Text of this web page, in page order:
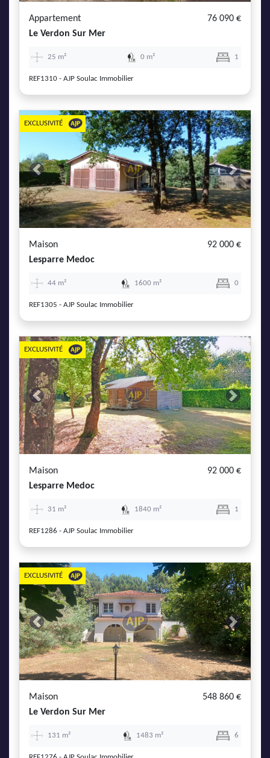
Appartement
76 090 €
Le Verdon Sur Mer
25 m² 0 m² 1
REF1310 - AJP Soulac Immobilier
Previous Next
EXCLUSIVITÉ
Maison
92 000 €
Lesparre Medoc
44 m² 1600 m² 0
REF1305 - AJP Soulac Immobilier
Previous Next
EXCLUSIVITÉ
Maison
92 000 €
Lesparre Medoc
31 m² 1840 m² 1
REF1286 - AJP Soulac Immobilier
Previous Next
EXCLUSIVITÉ
Maison
548 860 €
Le Verdon Sur Mer
131 m² 1483 m² 6